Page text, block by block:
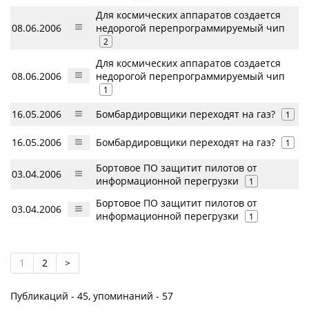
08.06.2006
Для космических аппаратов создается
недорогой перепрограммируемый чип
2
08.06.2006
Для космических аппаратов создается
недорогой перепрограммируемый чип
1
16.05.2006 Бомбардировщики переходят на газ? 1
16.05.2006 Бомбардировщики переходят на газ? 1
03.04.2006
Бортовое ПО защитит пилотов от
информационной перегрузки
1
03.04.2006
Бортовое ПО защитит пилотов от
информационной перегрузки
1
1 2 >
Публикаций - 45, упоминаний - 57